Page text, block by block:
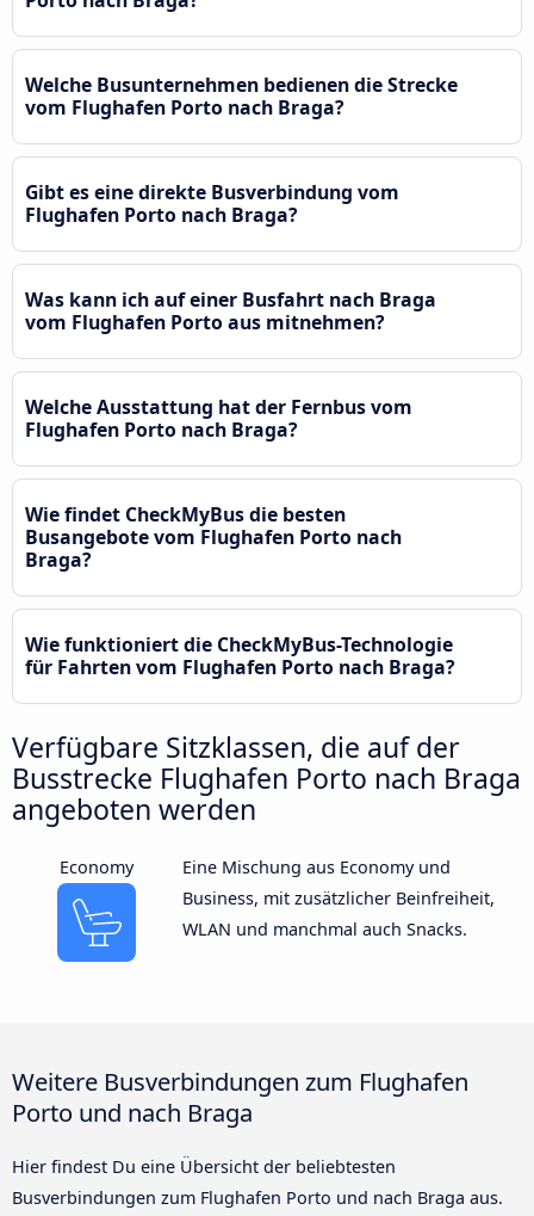
Welche Busunternehmen bedienen die Strecke
vom Flughafen Porto nach Braga?
Gibt es eine direkte Busverbindung vom
Flughafen Porto nach Braga?
Was kann ich auf einer Busfahrt nach Braga
vom Flughafen Porto aus mitnehmen?
Welche Ausstattung hat der Fernbus vom
Flughafen Porto nach Braga?
Wie findet CheckMyBus die besten
Busangebote vom Flughafen Porto nach
Braga?
Wie funktioniert die CheckMyBus-Technologie
für Fahrten vom Flughafen Porto nach Braga?
Verfügbare Sitzklassen, die auf der
Busstrecke Flughafen Porto nach Braga
angeboten werden
Economy
Eine Mischung aus Economy und
Business, mit zusätzlicher Beinfreiheit,
WLAN und manchmal auch Snacks.
Weitere Busverbindungen zum Flughafen
Porto und nach Braga
Hier findest Du eine Übersicht der beliebtesten
Busverbindungen zum Flughafen Porto und nach Braga aus.